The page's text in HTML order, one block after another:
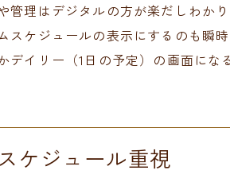
管理はデジタルの方が楽だしわか
スケジュールの表示にするのも瞬
デイリー（1日の予定）の画面にな
ケジュール重視